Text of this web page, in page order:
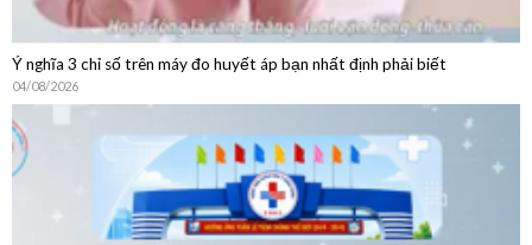
Ý nghĩa 3 chỉ số trên máy đo huyết áp bạn nhất định phải biết
04/08/2026